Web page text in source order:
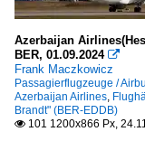
Azerbaijan
BER, 01.09.2024 
Frank Maczkowicz
Passagierflugzeuge /
Azerbaijan Airlines,
Brandt" (BER-EDDB)
 101 1200x866 Px,